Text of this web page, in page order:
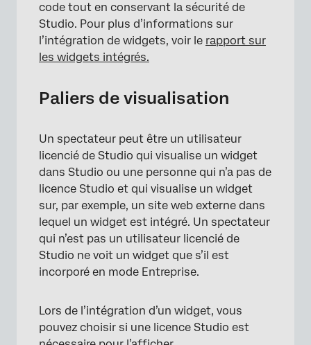
code tout en conservant la sécurité de
Studio. Pour plus d’informations sur
l’intégration de widgets, voir le rapport sur
les widgets intégrés.
Paliers de visualisation
Un spectateur peut être un utilisateur
licencié de Studio qui visualise un widget
dans Studio ou une personne qui n’a pas de
licence Studio et qui visualise un widget
sur, par exemple, un site web externe dans
lequel un widget est intégré. Un spectateur
qui n’est pas un utilisateur licencié de
Studio ne voit un widget que s’il est
incorporé en mode Entreprise.
Lors de l’intégration d’un widget, vous
pouvez choisir si une licence Studio est